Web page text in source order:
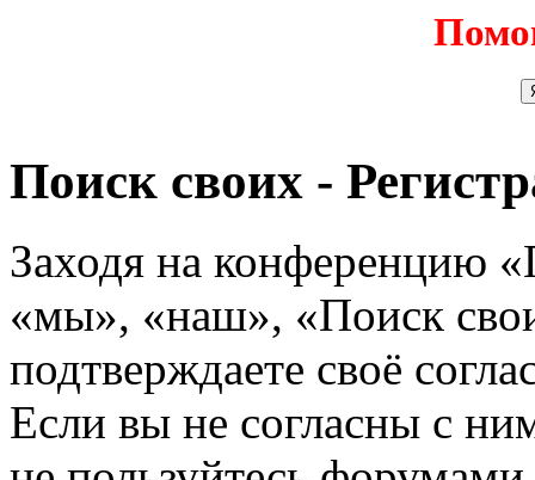
Поиск своих -
Заходя на конференцию
«мы», «наш», «Поиск
подтверждаете своё
Если вы не согласны с